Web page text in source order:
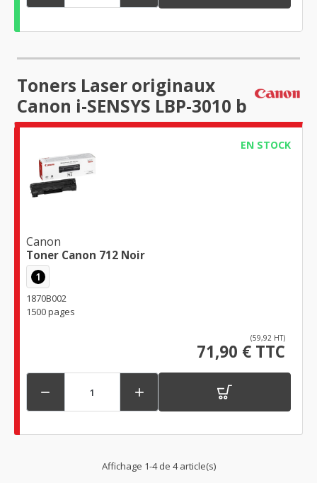
Toners Laser originaux
Canon i-SENSYS LBP-3010 b
EN STOCK
Canon
Toner Canon 712 Noir
1
1870B002
1500 pages
(59,92 HT)
71,90 € TTC
 
Affichage 1-4 de 4 article(s)